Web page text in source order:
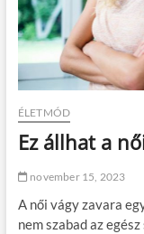
ÉLETMÓD
Ez állhat a
november 15, 2023
A női vágy zavara
nem szabad az